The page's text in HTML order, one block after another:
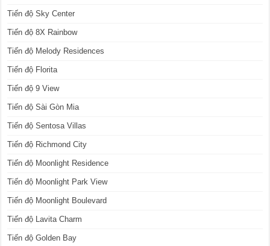
Tiến độ Sky Center
Tiến độ 8X Rainbow
Tiến độ Melody Residences
Tiến độ Florita
Tiến độ 9 View
Tiến độ Sài Gòn Mia
Tiến độ Sentosa Villas
Tiến độ Richmond City
Tiến độ Moonlight Residence
Tiến độ Moonlight Park View
Tiến độ Moonlight Boulevard
Tiến độ Lavita Charm
Tiến độ Golden Bay